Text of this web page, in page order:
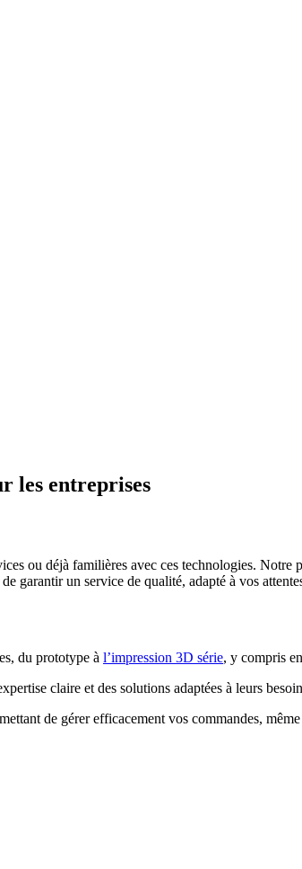
les entreprises
ou déjà familières avec ces technologies. Notre
garantir un service de qualité, adapté à vos
du prototype à l’impression 3D série, y compris en
claire et des solutions adaptées à leurs
de gérer efficacement vos commandes,